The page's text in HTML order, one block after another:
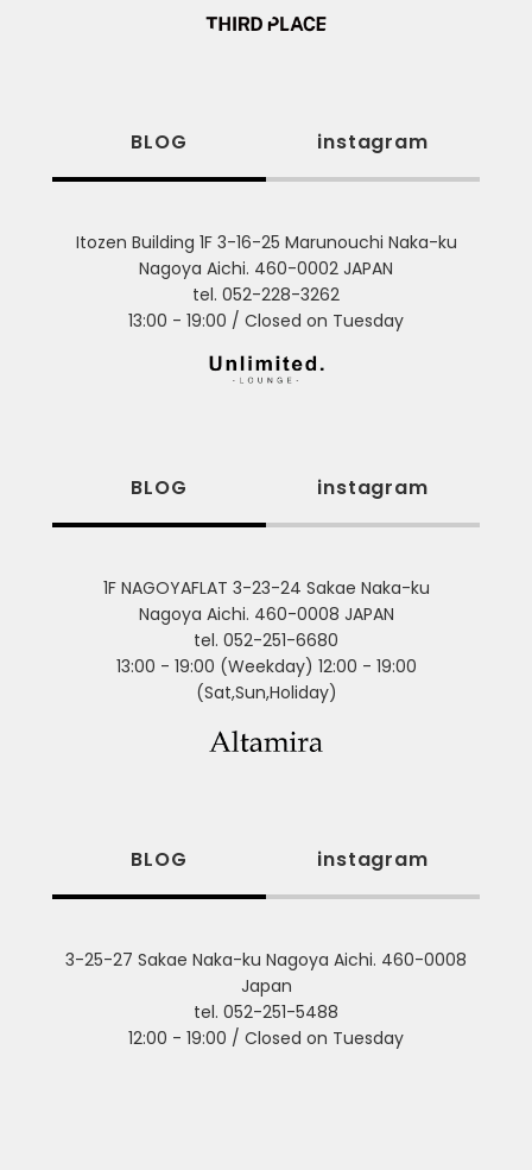
BLOG instagram
Itozen Building 1F 3-16-25 Marunouchi Naka-ku
Nagoya Aichi. 460-0002 JAPAN
tel. 052-228-3262
13:00 - 19:00 / Closed on Tuesday
BLOG instagram
1F NAGOYAFLAT 3-23-24 Sakae Naka-ku
Nagoya Aichi. 460-0008 JAPAN
tel. 052-251-6680
13:00 - 19:00 (Weekday) 12:00 - 19:00
(Sat,Sun,Holiday)
BLOG instagram
3-25-27 Sakae Naka-ku Nagoya Aichi. 460-0008
Japan
tel. 052-251-5488
12:00 - 19:00 / Closed on Tuesday